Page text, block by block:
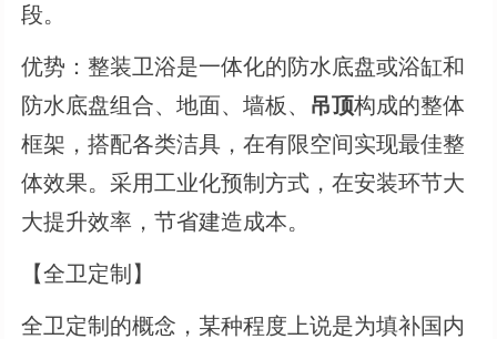
段。
优势：整装卫浴是一体化的防水底盘或浴缸和
防水底盘组合、地面、墙板、 吊顶构成的整体
框架，搭配各类洁具，在有限空间实现最佳整
体效果。采用工业化预制方式，在安装环节大
大提升效率，节省建造成本。
【全卫定制】
全卫定制的概念，某种程度上说是为填补国内